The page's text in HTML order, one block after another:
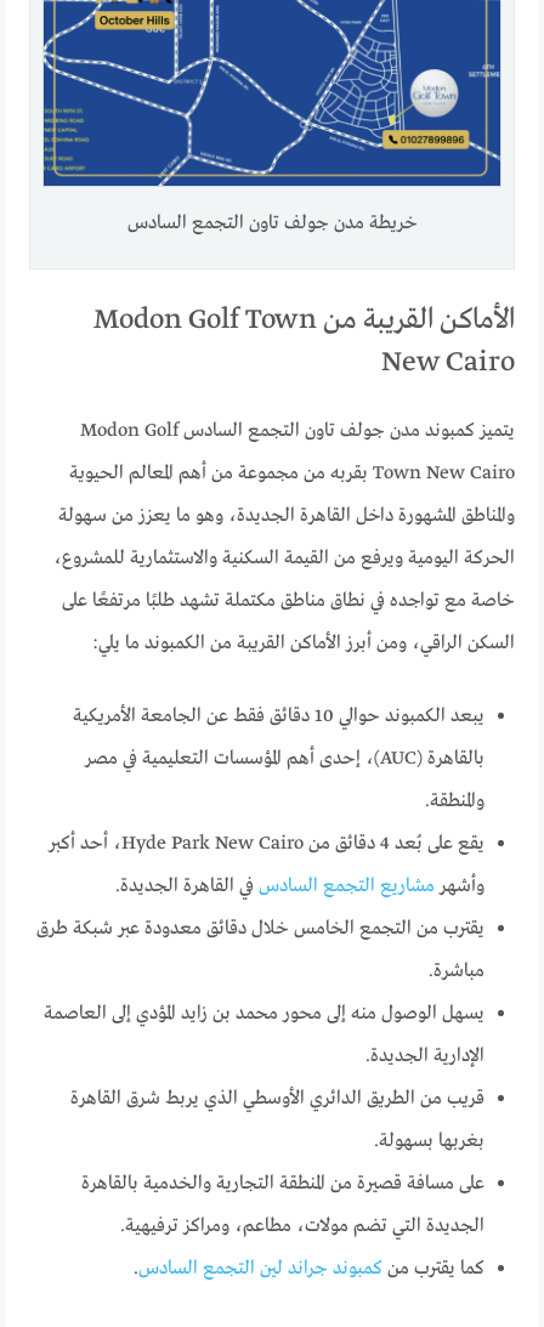
خريطة مدن جولف تاون التجمع السادس
الأماكن القريبة من Modon Golf Town
New Cairo
يتميز كمبوند مدن جولف تاون التجمع السادس Modon Golf
Town New Cairo بقربه من مجموعة من أهم المعالم الحيوية
والمناطق المشهورة داخل القاهرة الجديدة، وهو ما يعزز من سهولة
الحركة اليومية ويرفع من القيمة السكنية والاستثمارية للمشروع،
خاصة مع تواجده في نطاق مناطق مكتملة تشهد طلبًا مرتفعًا على
السكن الراقي، ومن أبرز الأماكن القريبة من الكمبوند ما يلي:
يبعد الكمبوند حوالي 10 دقائق فقط عن الجامعة الأمريكية
بالقاهرة (AUC)، إحدى أهم المؤسسات التعليمية في مصر
والمنطقة.
يقع على بُعد 4 دقائق من Hyde Park New Cairo، أحد أكبر
وأشهر مشاريع التجمع السادس في القاهرة الجديدة.
يقترب من التجمع الخامس خلال دقائق معدودة عبر شبكة طرق
مباشرة.
يسهل الوصول منه إلى محور محمد بن زايد المؤدي إلى العاصمة
الإدارية الجديدة.
قريب من الطريق الدائري الأوسطي الذي يربط شرق القاهرة
بغربها بسهولة.
على مسافة قصيرة من المنطقة التجارية والخدمية بالقاهرة
الجديدة التي تضم مولات، مطاعم، ومراكز ترفيهية.
كما يقترب منكمبوند جراند لين التجمع السادس.